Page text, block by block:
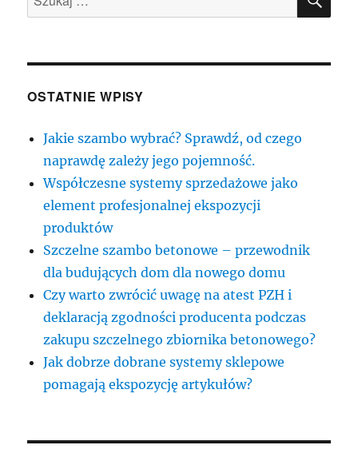
OSTATNIE WPISY
Jakie szambo wybrać? Sprawdź, od czego
naprawdę zależy jego pojemność.
Współczesne systemy sprzedażowe jako
element profesjonalnej ekspozycji
produktów
Szczelne szambo betonowe – przewodnik
dla budujących dom dla nowego domu
Czy warto zwrócić uwagę na atest PZH i
deklaracją zgodności producenta podczas
zakupu szczelnego zbiornika betonowego?
Jak dobrze dobrane systemy sklepowe
pomagają ekspozycję artykułów?